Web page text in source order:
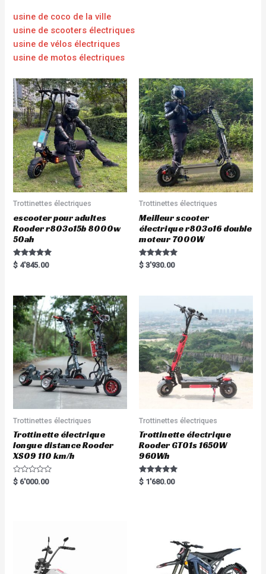
usine de coco de la ville
usine de scooters électriques
usine de vélos électriques
usine de motos électriques
Trottinettes électriques
escooter pour adultes
Rooder r803o15b 8000w
50ah
Rated
5.00
$ 4'845.00
Trottinettes électriques
Meilleur scooter
électrique r803o16 double
moteur 7000W
Rated
5.00
$ 3'930.00
Trottinettes électriques
Trottinette électrique
longue distance Rooder
XS09 110 km/h
R
a
$ 6'000.00
Trottinettes électriques
Trottinette électrique
Rooder GT01s 1650W
960Wh
Rated
5.00
$ 1'680.00